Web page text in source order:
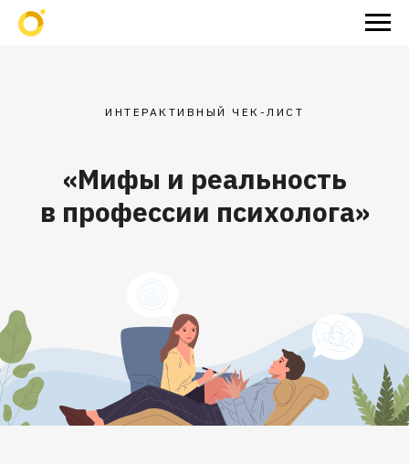
ИНТЕРАКТИВНЫЙ ЧЕК-ЛИСТ
«‎Мифы и реальность
в профессии психолога»